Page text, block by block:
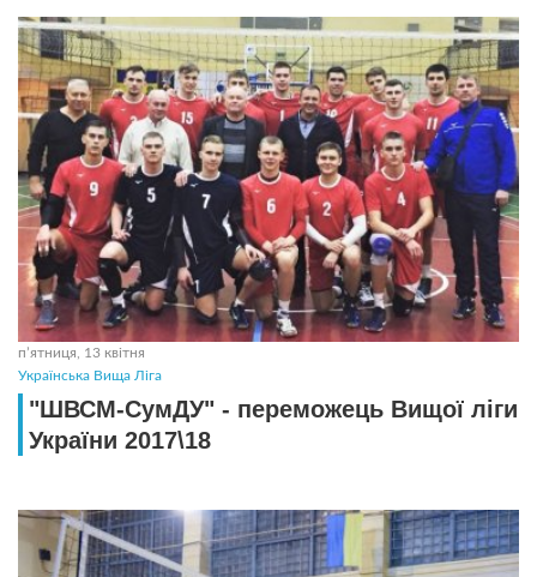
пʼятниця, 13 квітня
Українська Вища Ліга
"ШВСМ-СумДУ" - переможець Вищої ліги
України 2017\18